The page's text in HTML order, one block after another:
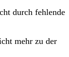
durch fehlende
mehr zu der